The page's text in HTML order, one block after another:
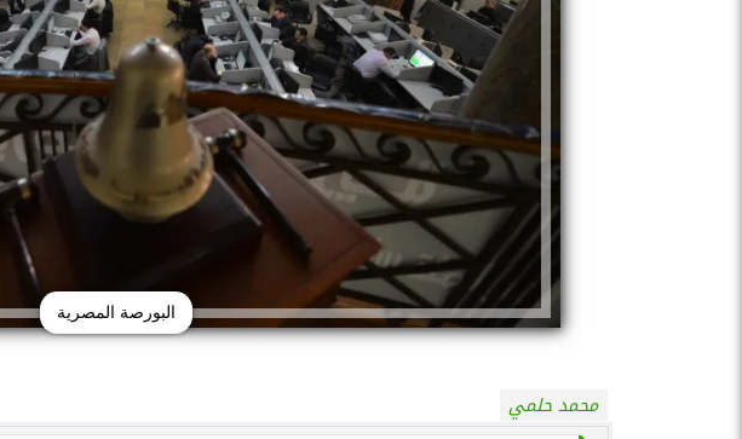
البورصة المصرية
محمد حلمي